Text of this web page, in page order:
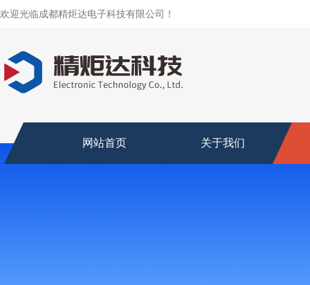
欢迎光临成都精炬达电子科技有限公司！
网站首页 关于我们